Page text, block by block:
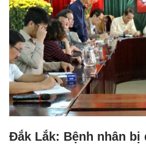
Đắk Lắk: Bệnh nhân bị